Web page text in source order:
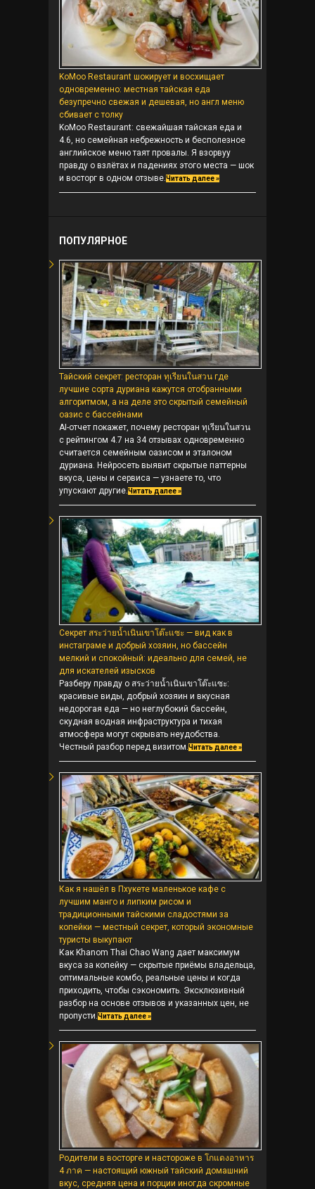
KoMoo Restaurant шокирует и восхищает
одновременно: местная тайская еда
безупречно свежая и дешевая, но англ меню
сбивает с толку
KoMoo Restaurant: свежайшая тайская еда и
4.6, но семейная небрежность и бесполезное
английское меню таят провалы. Я взорвуу
правду о взлётах и падениях этого места — шок
и восторг в одном отзыве.Читать далее »
ПОПУЛЯРНОЕ
Тайский секрет: ресторан ทุเรียนในสวน где
лучшие сорта дуриана кажутся отобранными
алгоритмом, а на деле это скрытый семейный
оазис с бассейнами
AI-отчет покажет, почему ресторан ทุเรียนในสวน
с рейтингом 4.7 на 34 отзывах одновременно
считается семейным оазисом и эталоном
дуриана. Нейросеть выявит скрытые паттерны
вкуса, цены и сервиса — узнаете то, что
упускают другие.Читать далее »
Секрет สระว่ายน้ำเนินเขาโต๊ะแซะ — вид как в
инстаграме и добрый хозяин, но бассейн
мелкий и спокойный: идеально для семей, не
для искателей изысков
Разберу правду о สระว่ายน้ำเนินเขาโต๊ะแซะ:
красивые виды, добрый хозяин и вкусная
недорогая еда — но неглубокий бассейн,
скудная водная инфраструктура и тихая
атмосфера могут скрывать неудобства.
Честный разбор перед визитом.Читать далее »
Как я нашёл в Пхукете маленькое кафе с
лучшим манго и липким рисом и
традиционными тайскими сладостями за
копейки — местный секрет, который экономные
туристы выкупают
Как Khanom Thai Chao Wang дает максимум
вкуса за копейку — скрытые приёмы владельца,
оптимальные комбо, реальные цены и когда
приходить, чтобы сэкономить. Эксклюзивный
разбор на основе отзывов и указанных цен, не
пропусти.Читать далее »
Родители в восторге и настороже в โกแดงอาหาร
4 ภาค — настоящий южный тайский домашний
вкус, средняя цена и порции иногда скромные